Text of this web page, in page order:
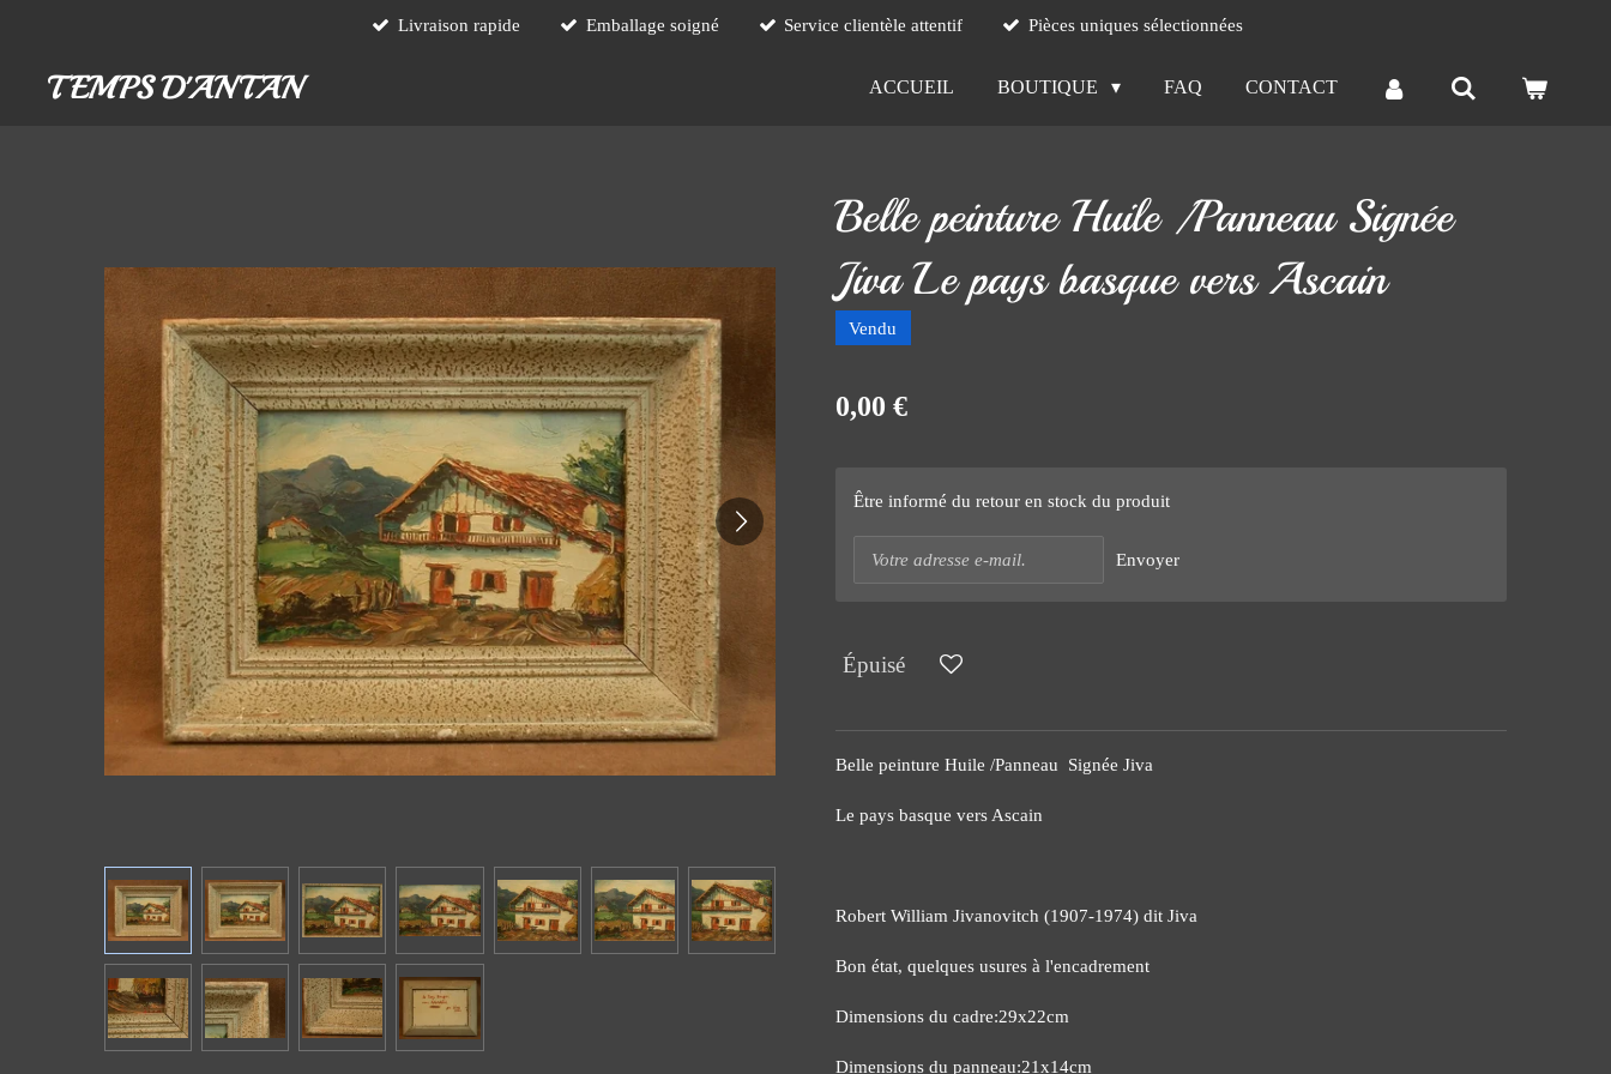
contenu
Livraison rapide Emballage soigné Service clientèle attentif Pièces uniques sélectionnées
TEMPS D'ANTAN ACCUEIL BOUTIQUE FAQ CONTACT
Belle peinture Huile /Panneau Signée
Jiva Le pays basque vers Ascain
Vendu
0,00 €
Être informé du retour en stock du produit
Envoyer
Épuisé
Belle peinture Huile /Panneau Signée Jiva
Le pays basque vers Ascain
Robert William Jivanovitch (1907-1974) dit Jiva
Bon état, quelques usures à l'encadrement
Dimensions du cadre:29x22cm
Dimensions du panneau:21x14cm